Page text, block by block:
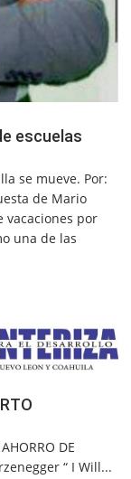
escuelas
se mueve. Por:
de Mario
vacaciones por
una de las
DE
“ I Will...